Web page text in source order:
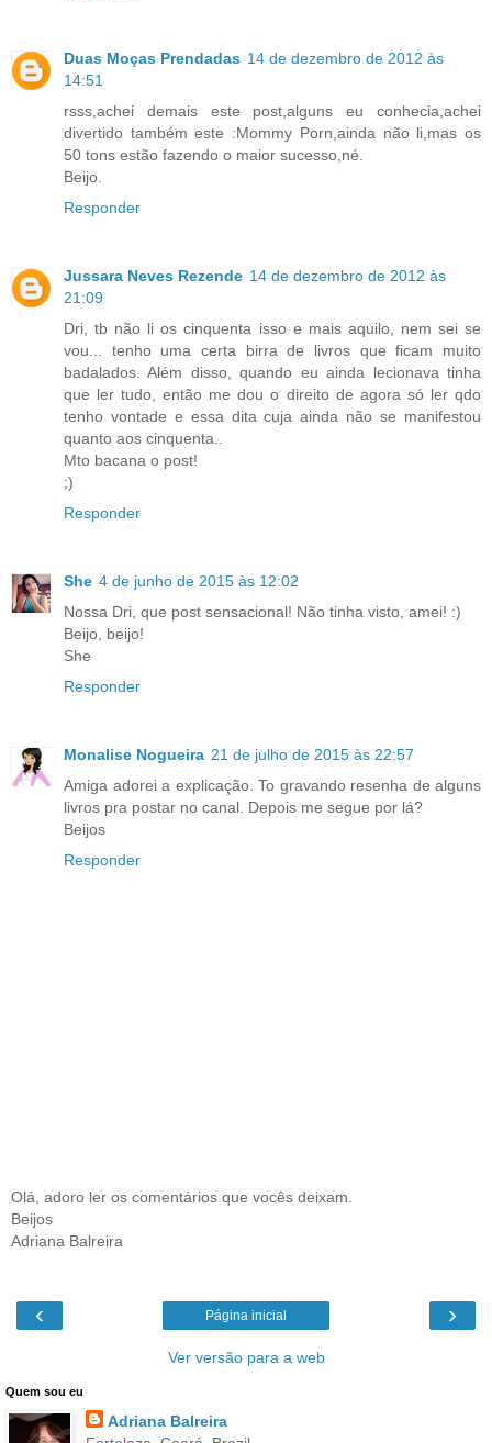
Duas Moças Prendadas 14 de dezembro de 2012 às
14:51
rsss,achei demais este post,alguns eu conhecia,achei
divertido também este :Mommy Porn,ainda não li,mas os
50 tons estão fazendo o maior sucesso,né.
Beijo.
Responder
Jussara Neves Rezende 14 de dezembro de 2012 às
21:09
Dri, tb não li os cinquenta isso e mais aquilo, nem sei se
vou... tenho uma certa birra de livros que ficam muito
badalados. Além disso, quando eu ainda lecionava tinha
que ler tudo, então me dou o direito de agora só ler qdo
tenho vontade e essa dita cuja ainda não se manifestou
quanto aos cinquenta..
Mto bacana o post!
;)
Responder
She 4 de junho de 2015 às 12:02
Nossa Dri, que post sensacional! Não tinha visto, amei! :)
Beijo, beijo!
She
Responder
Monalise Nogueira 21 de julho de 2015 às 22:57
Amiga adorei a explicação. To gravando resenha de alguns
livros pra postar no canal. Depois me segue por lá?
Beijos
Responder
Olá, adoro ler os comentários que vocês deixam.
Beijos
Adriana Balreira
‹ ›
Página inicial
Ver versão para a web
Quem sou eu
Adriana Balreira